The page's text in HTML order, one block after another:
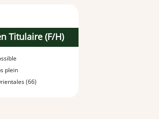
Titulaire (F/H)
plein
(66)